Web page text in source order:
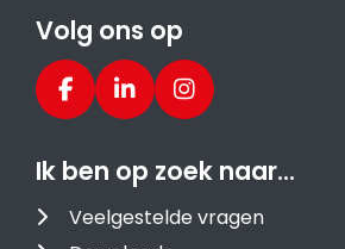
Volg ons op
Ik ben op zoek naar…
Veelgestelde vragen